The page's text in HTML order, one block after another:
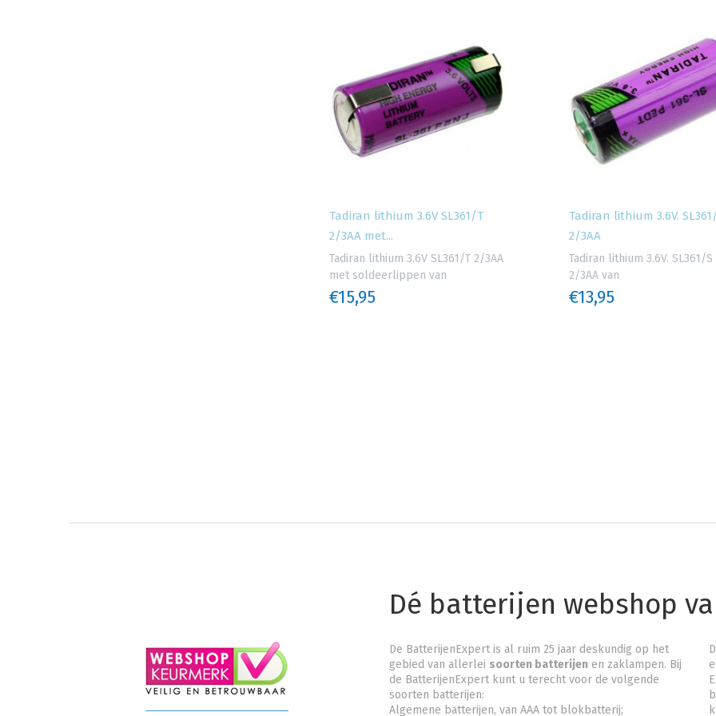
Tadiran lithium 3.6V SL361/T
2/3AA met...
Tadiran lithium 3.6V SL361/T 2/3AA
met soldeerlippen van
€15,95
Tadiran lithium 3.6V.
2/3AA
Tadiran lithium 3.6V. SL361/S
2/3AA van
€13,95
Dé batterijen webshop
De BatterijenExpert is al ruim 25 jaar deskundig op het
gebied van allerlei soorten batterijenen zaklampen. Bij
de BatterijenExpert kunt u terecht voor de volgende
soorten batterijen:
Algemene batterijen, van AAA tot blokbatterij;